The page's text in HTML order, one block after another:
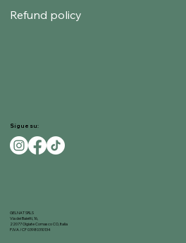
Refund policy
Sigue su:
GELNAT SRLS
Via dei Baietti, 16,
22077 Olgiate Comasco CO, Italia
P.IVA / CF 03980310134